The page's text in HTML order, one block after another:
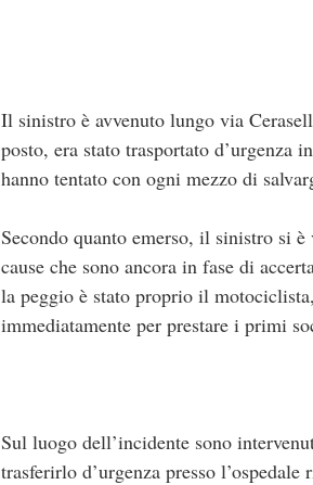
Il sinistro è avvenuto lungo via
posto, era stato trasportato d’urgenza
hanno tentato con ogni mezzo di
Secondo quanto emerso, il sinistro si
cause che sono ancora in fase di
la peggio è stato proprio il
immediatamente per prestare i primi
Sul luogo dell’incidente sono
trasferirlo d’urgenza presso